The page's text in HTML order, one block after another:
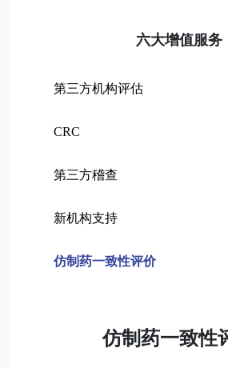
六大增值服务
第三方机构评估
CRC
第三方稽查
新机构支持
仿制药一致性评价
仿制药一致性